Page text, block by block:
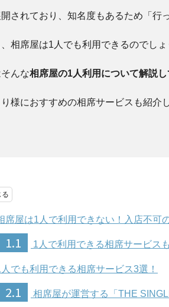
されており、知名度もあるため「行
相席屋は1人でも利用できるのでしょ
んな相席屋の1人利用について解説
様におすすめの相席サービスも紹介
席屋は1人で利用できない！入店不可
1.1 1人で利用できる相席サービス
人でも利用できる相席サービス3選！
2.1 相席屋が運営する「THE